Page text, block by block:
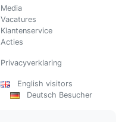
Media
Vacatures
Klantenservice
Acties
Privacyverklaring
English visitors
Deutsch Besucher